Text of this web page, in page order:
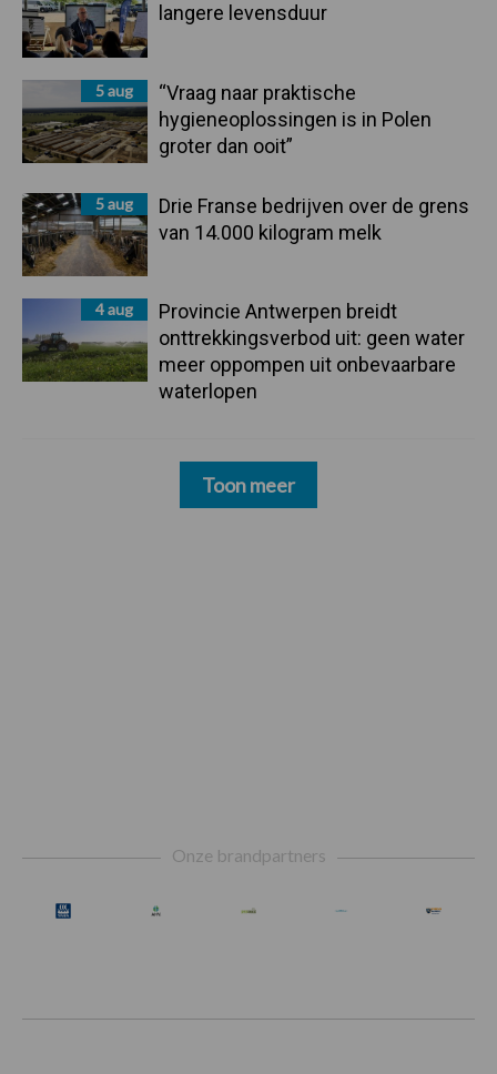
langere levensduur
5 aug
“Vraag naar praktische
hygieneoplossingen is in Polen
groter dan ooit”
5 aug
Drie Franse bedrijven over de grens
van 14.000 kilogram melk
4 aug
Provincie Antwerpen breidt
onttrekkingsverbod uit: geen water
meer oppompen uit onbevaarbare
waterlopen
Toon meer
Onze brandpartners